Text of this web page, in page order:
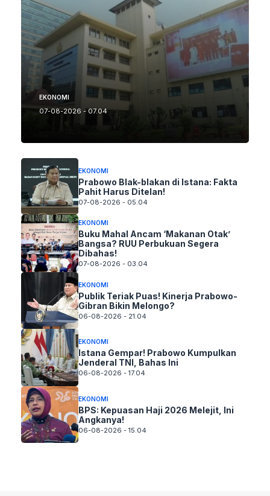
EKONOMI
07-08-2026 - 07.04
EKONOMI
Prabowo Blak-blakan di Istana: Fakta
Pahit Harus Ditelan!
07-08-2026 - 05.04
EKONOMI
Buku Mahal Ancam ‘Makanan Otak’
Bangsa? RUU Perbukuan Segera
Dibahas!
07-08-2026 - 03.04
EKONOMI
Publik Teriak Puas! Kinerja Prabowo-
Gibran Bikin Melongo?
06-08-2026 - 21.04
EKONOMI
Istana Gempar! Prabowo Kumpulkan
Jenderal TNI, Bahas Ini
06-08-2026 - 17.04
EKONOMI
BPS: Kepuasan Haji 2026 Melejit, Ini
Angkanya!
06-08-2026 - 15.04